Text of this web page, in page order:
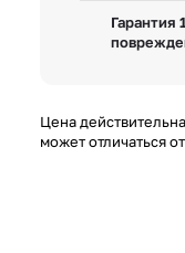
Гарантия
Цена
может отличаться